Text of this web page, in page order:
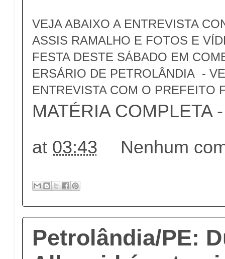
VEJA ABAIXO A ENTREVISTA
ASSIS RAMALHO E FOTOS E
FESTA DESTE SÁBADO EM
ERSÁRIO DE PETROLÂNDIA -
ENTREVISTA COM O PREFEITO
MATÉRIA COMPLETA
at 03:43 Nenhum
Petrolândia/PE: